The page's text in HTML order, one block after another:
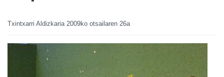
Txintxarri Aldizkaria 2009ko otsailaren 26a